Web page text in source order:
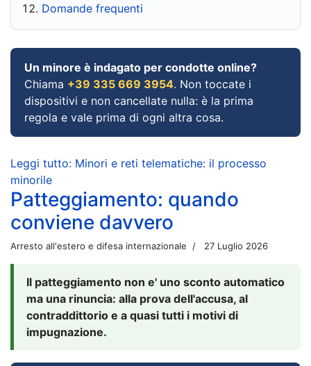
Domande frequenti
Un minore è indagato per condotte online?
Chiama +39 335 669 3954. Non toccate i
dispositivi e non cancellate nulla: è la prima
regola e vale prima di ogni altra cosa.
Leggi tutto: Minori e reti telematiche: il processo
minorile
Patteggiamento: quando
conviene davvero
Arresto all'estero e difesa internazionale 27 Luglio 2026
Il patteggiamento non e' uno sconto automatico
ma una rinuncia: alla prova dell'accusa, al
contraddittorio e a quasi tutti i motivi di
impugnazione.